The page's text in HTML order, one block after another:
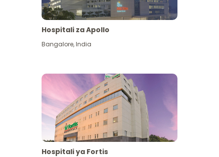
Hospitali za Apollo
Bangalore,India
Hospitali ya Fortis